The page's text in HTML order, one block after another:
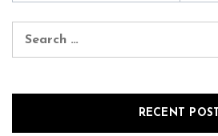
RECENT POST